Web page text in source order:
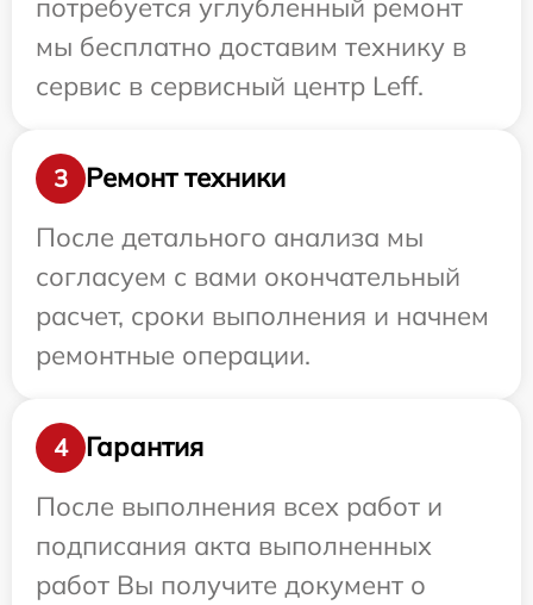
потребуется углубленный ремонт
мы бесплатно доставим технику в
сервис в сервисный центр Leff.
3
Ремонт техники
После детального анализа мы
согласуем с вами окончательный
расчет, сроки выполнения и начнем
ремонтные операции.
4
Гарантия
После выполнения всех работ и
подписания акта выполненных
работ Вы получите документ о